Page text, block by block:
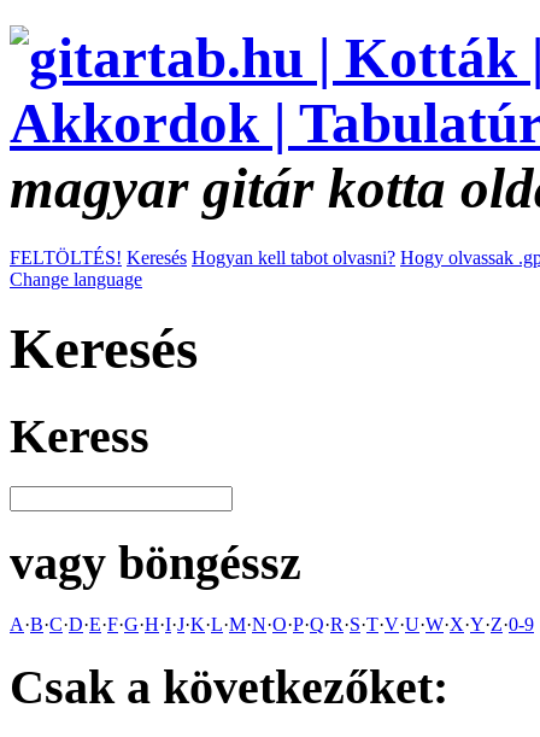
magyar gitár kotta
FELTÖLTÉS! Keresés Hogyan kell tabot olvasni? Hogy olvassak
Change language
Keresés
Keress
vagy böngéssz
A·B·C·D·E·F·G·H·I·J·K·L·M·N·O·P·Q·R·S·T·V·U·W·X·Y·Z·0-9
Csak a következőket: